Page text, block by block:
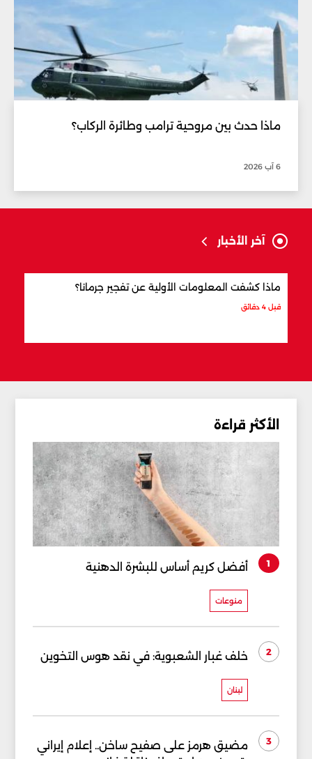
ماذا حدث بين مروحية ترامب وطائرة الركاب؟
6 آب 2026
آخر الأخبار
ماذا كشفت المعلومات الأولية عن تفجير جرمانا؟
قبل 4 دقائق
الأكثر قراءة
1 أفضل كريم أساس للبشرة الدهنية
منوعات
2 خلف غبار الشعبوية: في نقد هوس التخوين
لبنان
3
مضيق هرمز على صفيح ساخن.. إعلام إيراني